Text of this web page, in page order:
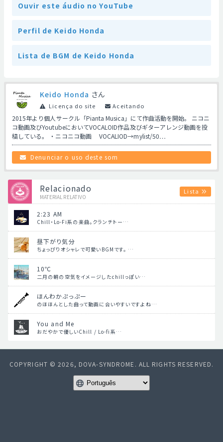
Ouvir este áudio no YouTube
Perfil de Keido Honda
Lista de BGM de Keido Honda
Keido Honda さん
Licença do site Aceitando
2015年より個人サークル「Pianta Musica」にて作曲活動を開始。 ニコニ
コ動画及びYoutubeにおいてVOCALOID作品及びギターアレンジ動画を投
稿している。 ・ニコニコ動画 VOCALIOD→mylist/50…
Denunciar o uso deste som
Relacionado
MATERIAL RELATIVO
Lista
2:23 AM
Chill・Lo-Fi系の楽曲。クランチトー…
昼下がり気分
ちょっぴりオシャレで可愛いBGMです。 …
10℃
二月の朝の空気をイメージしたchillっぽい…
ほんわかぷっぷー
のほほんとした曲って動画に合いやすいですよね…
You and Me
おだやかで優しいChill / Lo-fi系…
COPYRIGHT © 2026, DOVA-SYNDROME. ALL RIGHTS RESERVED.